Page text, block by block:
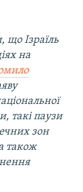
що Ізраїль
на
такі паузи
зон
також